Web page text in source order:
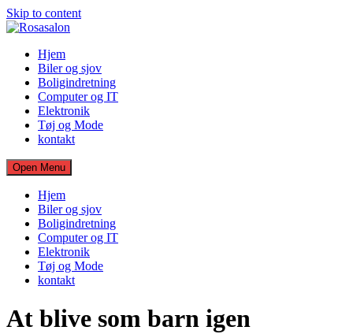
Skip to content
Hjem
Biler og sjov
Boligindretning
Computer og IT
Elektronik
Tøj og Mode
kontakt
Open Menu
Hjem
Biler og sjov
Boligindretning
Computer og IT
Elektronik
Tøj og Mode
kontakt
At blive som barn igen